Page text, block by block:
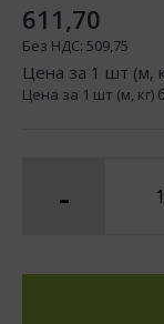
611,70
Без НДС: 509,75
Цена за 1 шт (м,
Цена за 1 шт (м, кг)
-